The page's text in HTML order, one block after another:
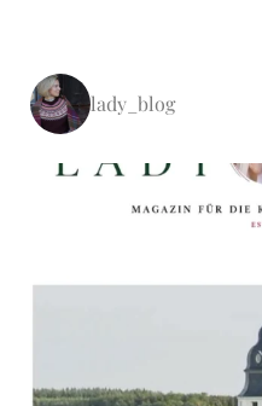
lady_blog